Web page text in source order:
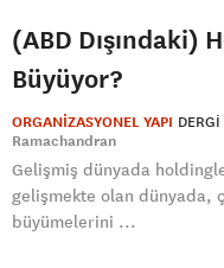
(ABD Dışındaki)
Büyüyor?
ORGANİZASYONEL YAPI DERGI
Ramachandran
Gelişmiş dünyada
gelişmekte olan dünyada,
büyümelerini ...